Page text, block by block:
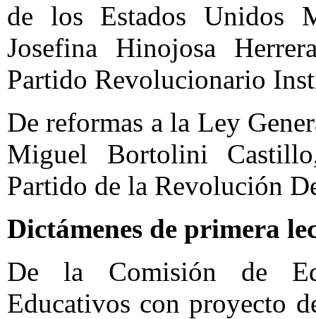
de los Estados Unidos
Josefina Hinojosa
Partido Revolucionario
De reformas a la Ley
Miguel Bortolini
Partido de la Revolución
Dictámenes de primera
De la Comisión de
Educativos con proyecto